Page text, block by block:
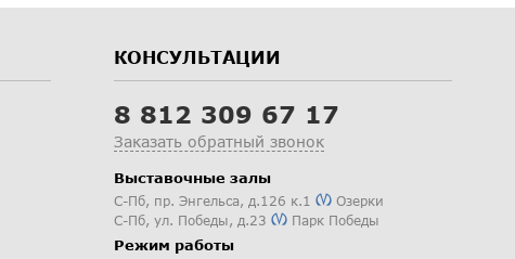
КОНСУЛЬТАЦИИ
8 812 309 67 17
Заказать обратный звонок
Выставочные залы
С-Пб, пр. Энгельса, д.126 к.1
Озерки
С-Пб, ул. Победы, д.23 Парк Победы
Режим работы